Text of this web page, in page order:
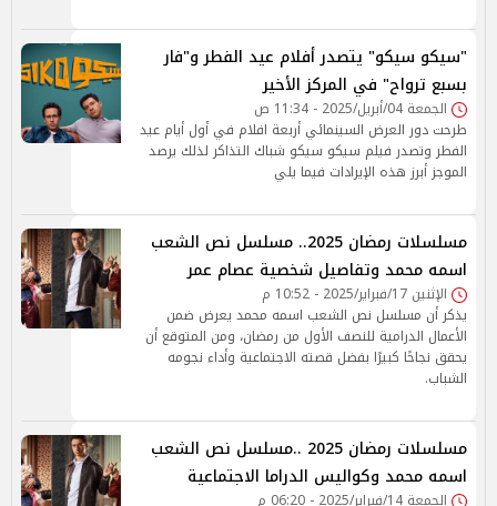
"سيكو سيكو" يتصدر أفلام عيد الفطر و"فار
بسبع ترواح" في المركز الأخير
الجمعة 04/أبريل/2025 - 11:34 ص
طرحت دور العرض السينمائي أربعة افلام في أول أيام عيد
الفطر وتصدر فيلم سيكو سيكو شباك التذاكر لذلك يرصد
الموجز أبرز هذه الإيرادات فيما يلي
مسلسلات رمضان 2025.. مسلسل نص الشعب
اسمه محمد وتفاصيل شخصية عصام عمر
الإثنين 17/فبراير/2025 - 10:52 م
يذكر أن مسلسل نص الشعب اسمه محمد يعرض ضمن
الأعمال الدرامية للنصف الأول من رمضان، ومن المتوقع أن
يحقق نجاحًا كبيرًا بفضل قصته الاجتماعية وأداء نجومه
الشباب.
مسلسلات رمضان 2025 ..مسلسل نص الشعب
اسمه محمد وكواليس الدراما الاجتماعية
الجمعة 14/فبراير/2025 - 06:20 م